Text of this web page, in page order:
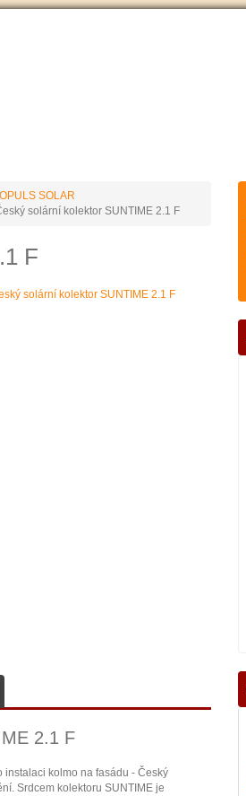
SOLAR
solární kolektor SUNTIME 2.1 F
F
2.1 F
instalaci kolmo na fasádu - Český
Srdcem kolektoru SUNTIME je